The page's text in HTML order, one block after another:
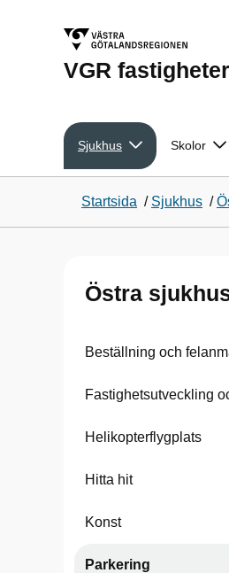
VGR fastigheter
Sjukhus Skolor
Startsida / Sjukhus /
Östra
Beställning och
Fastighetsutveckling
Helikopterflygplats
Hitta hit
Konst
Parkering